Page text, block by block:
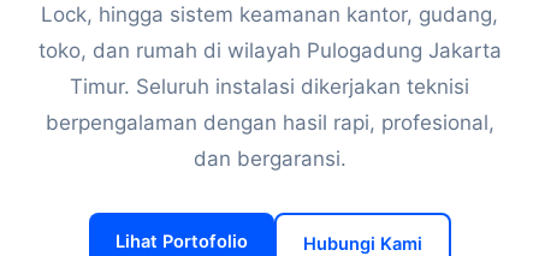
Lock, hingga sistem keamanan kantor, gudang,
toko, dan rumah di wilayah Pulogadung Jakarta
Timur. Seluruh instalasi dikerjakan teknisi
berpengalaman dengan hasil rapi, profesional,
dan bergaransi.
Lihat Portofolio Hubungi Kami